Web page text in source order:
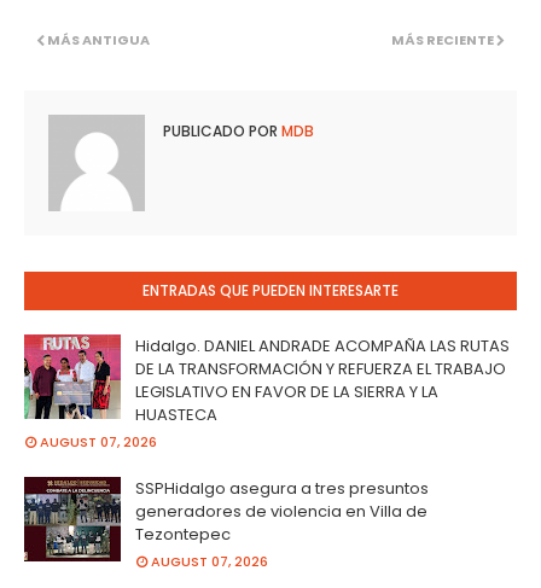
MÁS RECIENTE
MÁS ANTIGUA
PUBLICADO POR MDB
ENTRADAS QUE PUEDEN INTERESARTE
Hidalgo. DANIEL ANDRADE ACOMPAÑA LAS RUTAS
DE LA TRANSFORMACIÓN Y REFUERZA EL TRABAJO
LEGISLATIVO EN FAVOR DE LA SIERRA Y LA
HUASTECA
AUGUST 07, 2026
SSPHidalgo asegura a tres presuntos
generadores de violencia en Villa de
Tezontepec
AUGUST 07, 2026